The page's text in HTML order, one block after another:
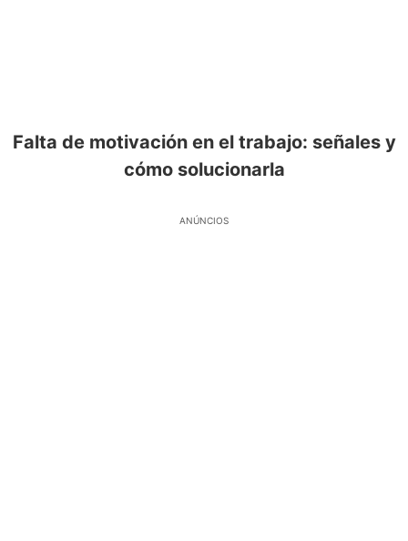
Falta de motivación en el trabajo: señales y
cómo solucionarla
ANÚNCIOS